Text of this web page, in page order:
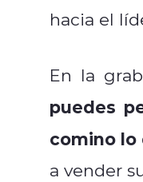
hacia el
En la
puedes
comino lo
a vender